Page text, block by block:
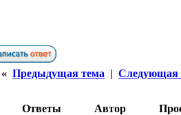
« Предыдущая тема | Следующая
Ответы Автор